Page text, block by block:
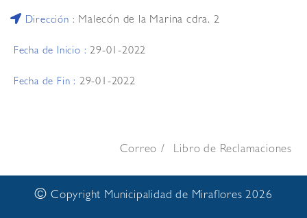
Dirección : Malecón de la Marina cdra. 2
Fecha de Inicio : 29-01-2022
Fecha de Fin : 29-01-2022
Correo Libro de Reclamaciones
© Copyright Municipalidad de Miraflores 2026